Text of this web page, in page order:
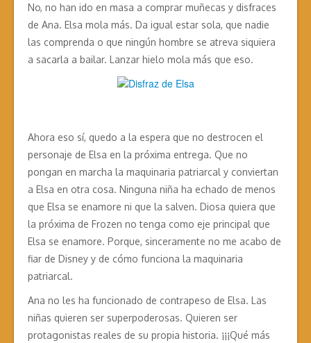
No, no han ido en masa a comprar muñecas y disfraces
de Ana. Elsa mola más. Da igual estar sola, que nadie
las comprenda o que ningún hombre se atreva siquiera
a sacarla a bailar. Lanzar hielo mola más que eso.
Ahora eso sí, quedo a la espera que no destrocen el
personaje de Elsa en la próxima entrega. Que no
pongan en marcha la maquinaria patriarcal y conviertan
a Elsa en otra cosa. Ninguna niña ha echado de menos
que Elsa se enamore ni que la salven. Diosa quiera que
la próxima de Frozen no tenga como eje principal que
Elsa se enamore. Porque, sinceramente no me acabo de
fiar de Disney y de cómo funciona la maquinaria
patriarcal.
Ana no les ha funcionado de contrapeso de Elsa. Las
niñas quieren ser superpoderosas. Quieren ser
protagonistas reales de su propia historia. ¡¡¡Qué más